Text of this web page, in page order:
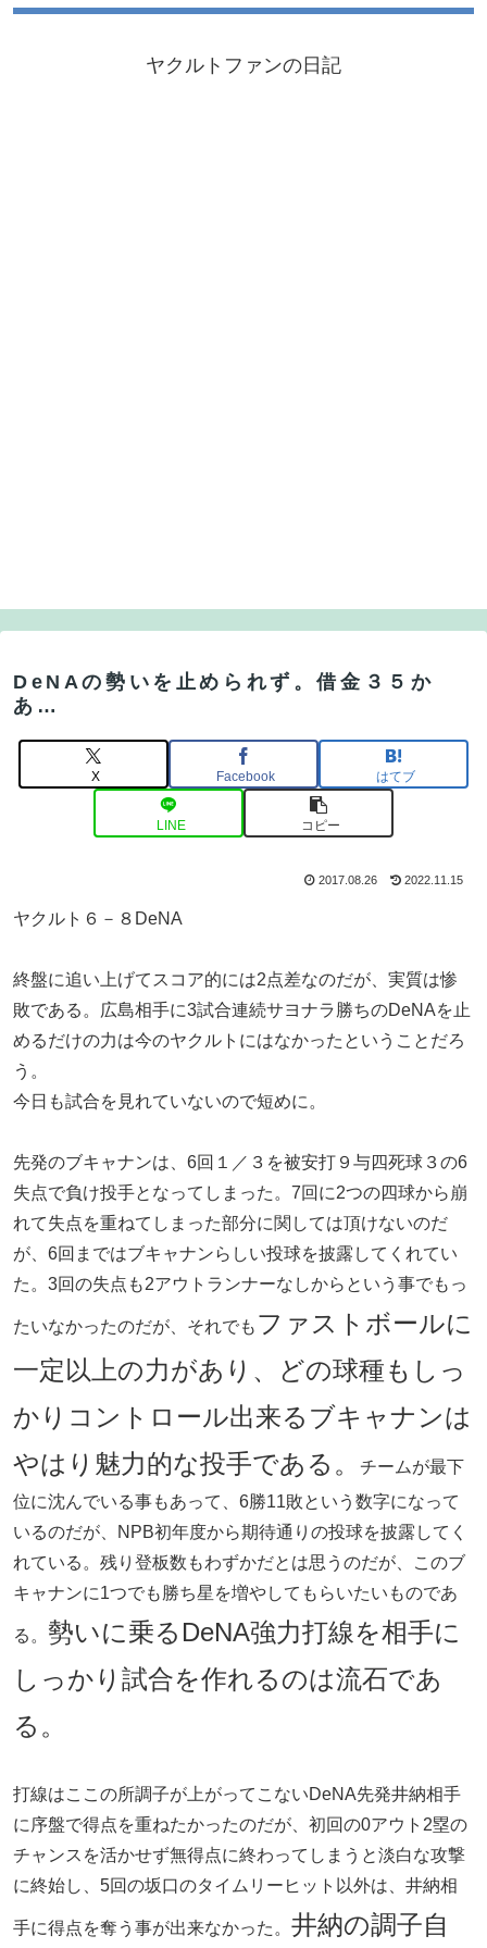
ヤクルトファンの日記
DeNAの勢いを止められず。借金３５か
あ…
X Facebook はてブ
LINE コピー
2017.08.26 2022.11.15
ヤクルト６－８DeNA
終盤に追い上げてスコア的には2点差なのだが、実質は惨
敗である。広島相手に3試合連続サヨナラ勝ちのDeNAを止
めるだけの力は今のヤクルトにはなかったということだろ
う。
今日も試合を見れていないので短めに。
先発のブキャナンは、6回１／３を被安打９与四死球３の6
失点で負け投手となってしまった。7回に2つの四球から崩
れて失点を重ねてしまった部分に関しては頂けないのだ
が、6回まではブキャナンらしい投球を披露してくれてい
た。3回の失点も2アウトランナーなしからという事でもっ
たいなかったのだが、それでも ファストボールに
一定以上の力があり、どの球種もしっ
かりコントロール出来るブキャナンは
やはり魅力的な投手である。
チームが最下
位に沈んでいる事もあって、6勝11敗という数字になって
いるのだが、NPB初年度から期待通りの投球を披露してく
れている。残り登板数もわずかだとは思うのだが、このブ
キャナンに1つでも勝ち星を増やしてもらいたいものであ
る。 勢いに乗るDeNA強力打線を相手に
しっかり試合を作れるのは流石であ
る。
打線はここの所調子が上がってこないDeNA先発井納相手
に序盤で得点を重ねたかったのだが、初回の0アウト2塁の
チャンスを活かせず無得点に終わってしまうと淡白な攻撃
に終始し、5回の坂口のタイムリーヒット以外は、井納相
手に得点を奪う事が出来なかった。 井納の調子自